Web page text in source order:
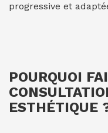
progressive et
POURQUOI
ESTHÉTIQUE